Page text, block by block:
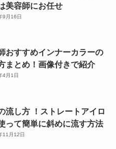
美容師にお任せ
9月16日
おすすめインナーカラーの
まとめ！画像付きで紹介
4月1日
流し方 ！ストレートアイロ
って簡単に斜めに流す方法
11月12日